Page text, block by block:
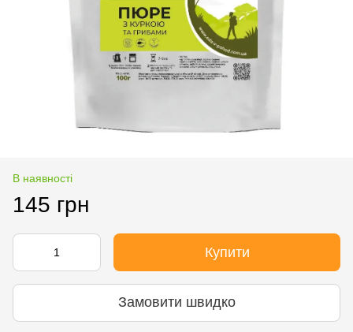
В наявності
145 грн
Купити
Замовити швидко